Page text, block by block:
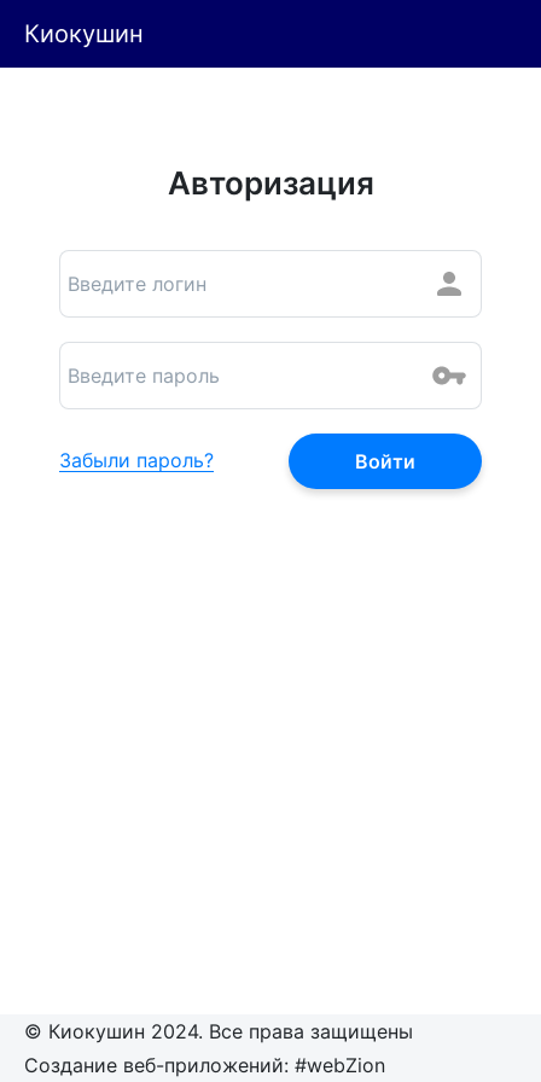
Киокушин
Авторизация
Забыли пароль?
© Киокушин 2024. Все права защищены
Создание веб-приложений: #webZion